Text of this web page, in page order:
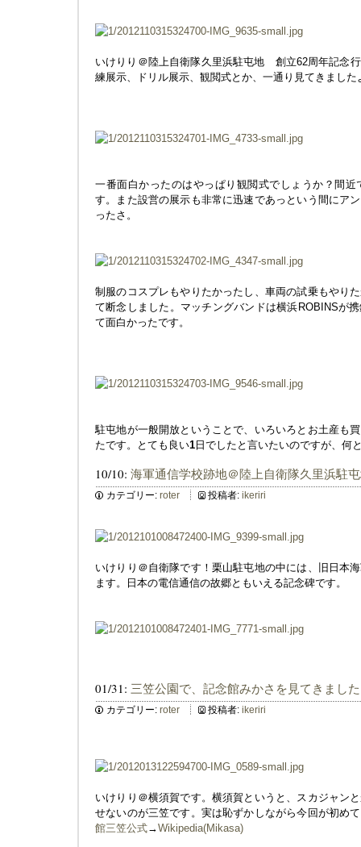
いけりり＠陸上自衛隊久里浜駐屯地 創立62周年記念
練展示、ドリル展示、観閲式とか、一通り見てきました
一番面白かったのはやっぱり観閲式でしょうか？間
す。また設営の展示も非常に迅速であっという間にア
ったさ。
制服のコスプレもやりたかったし、車両の試乗もやり
て断念しました。マッチングバンドは横浜ROBINSが
て面白かったです。
駐屯地が一般開放ということで、いろいろとお土産も
たです。とても良い1 日でしたと言いたいのですが、何
10/10: 海軍通信学校跡地＠陸上自衛隊久里浜駐
カテゴリー: roter 投稿者: ikeriri
いけりり＠自衛隊です！栗山駐屯地の中には、旧日本
ます。日本の電信通信の故郷ともいえる記念碑です。
01/31: 三笠公園で、記念館みかさを見てきまし
カテゴリー: roter 投稿者: ikeriri
いけりり＠横須賀です。横須賀というと、スカジャン
せないのが三笠です。実は恥ずかしながら今回が初め
館三笠公式→Wikipedia(Mikasa)